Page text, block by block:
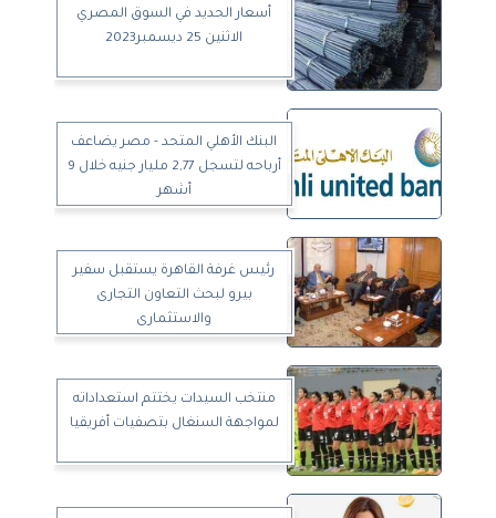
أسعار الحديد في السوق المصري
الاثنين 25 ديسمبر2023
البنك الأهلي المتحد - مصر يضاعف
أرباحه لتسجل 2,77 مليار جنيه خلال 9
أشهر
رئيس غرفة القاهرة يستقبل سفير
بيرو لبحث التعاون التجارى
والاستثمارى
منتخب السيدات يختتم استعداداته
لمواجهة السنغال بتصفيات أفريقيا